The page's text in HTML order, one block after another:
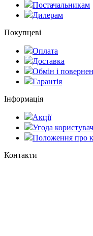
Постачальникам
Дилерам
Покупцеві
Оплата
Доставка
Обмін і
Гарантія
Інформація
Акції
Угода
Положення про
Контакти